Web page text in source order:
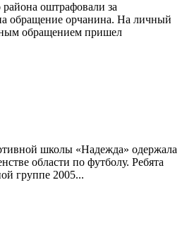
района оштрафовали за
обращение орчанина. На личный
обращением пришел
школы «Надежда» одержала
области по футболу. Ребята
группе 2005...